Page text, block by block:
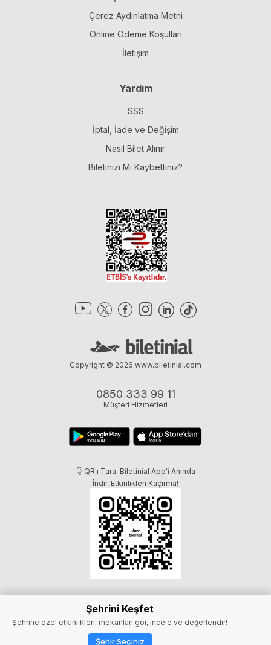
Şehrini Keşfet
Şehrine özel etkinlikleri, mekanları gör, incele ve değerlendir!
Şehir Seçiniz
Çerez Aydınlatma Metni
Online Ödeme Koşulları
İletişim
Yardım
SSS
İptal, İade ve Değişim
Nasıl Bilet Alınır
Biletinizi Mi Kaybettiniz?
0850 333 99 11
Müşteri Hizmetleri
👇 QR'ı Tara, Biletinial App'i Anında
İndir, Etkinlikleri Kaçırma!
Copyright © 2026 www.biletinial.com